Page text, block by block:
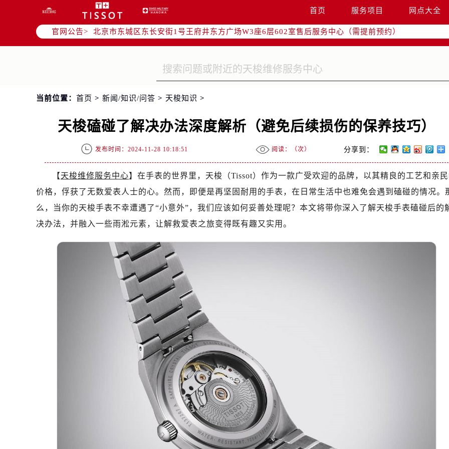
首页 服务项目 网点大全
官网公告>
北京市朝阳区建国门外大街甲6号华熙国际中心写字楼D座11层1102室（需提前预约）
北京市朝阳区建国门外大街甲6号华熙国际中心D座11层1102室售后服务中心（需提前预约）
北京市东城区东长安街1号王府井东方广场W3座6层602室售后服务中心（需提前预约）
节假日正常营业！
当前位置： 首页 > 新闻/知识/问答 > 天梭知识 >
天梭磕碰了解决办法深度解析（避免后续损伤的保养技巧）
发布时间：2024-11-28 10:18:51 阅读：（次） 分享到：
【天梭维修服务中心】在手表的世界里，天梭（Tissot）作为一款广受欢迎的品牌，以其精良的工艺和亲民
价格，俘获了无数爱表人士的心。然而，即便是再坚固耐用的手表，在日常生活中也难免会遇到磕碰的情况。
么，当你的天梭手表不幸遭遇了“小意外”，我们应该如何妥善处理呢？本文将带你深入了解天梭手表磕碰后的
决办法，并融入一些雨淞元素，让解救爱表之旅变得既有趣又实用。